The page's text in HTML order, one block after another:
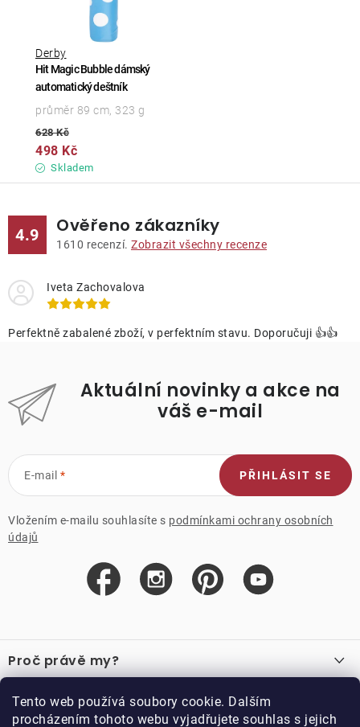
Tento web používá soubory cookie. Dalším
procházením tohoto webu vyjadřujete souhlas s jejich
Hit Magic Bubble dámský
automatický deštník
Derby
Skladem
498 Kč
628 Kč
průměr 89 cm, 323 g
4.9 Ověřeno zákazníky
1610 recenzí. Zobrazit všechny recenze
Iveta Zachovalova
Perfektně zabalené zboží, v perfektním stavu. Doporučuji 👍👍
Aktuální novinky a akce na
váš e-mail
E-mail
Vložením e-mailu souhlasíte s podmínkami ochrany osobních
údajů
PŘIHLÁSIT SE
á
p
a
Proč právě my?
Recenze
Důležité odkazy